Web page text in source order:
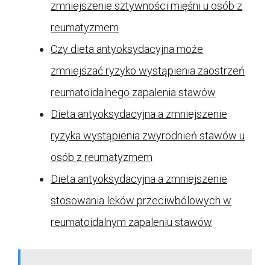
zmniejszenie sztywności mięśni u osób z
reumatyzmem
Czy dieta antyoksydacyjna może
zmniejszać ryzyko wystąpienia zaostrzeń
reumatoidalnego zapalenia stawów
Dieta antyoksydacyjna a zmniejszenie
ryzyka wystąpienia zwyrodnień stawów u
osób z reumatyzmem
Dieta antyoksydacyjna a zmniejszenie
stosowania leków przeciwbólowych w
reumatoidalnym zapaleniu stawów